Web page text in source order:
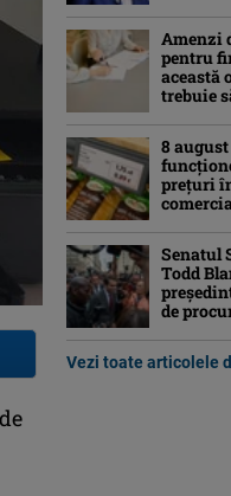
Amenzi
pentru
această
trebuie
8
prețuri
Senatul
Todd
de
Vezi toate articolele